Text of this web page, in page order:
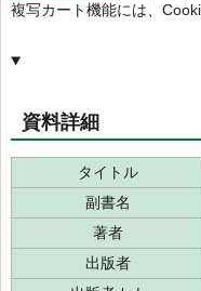
複写カート機能には、
資料詳細
タイトル
副書名
著者
出版者